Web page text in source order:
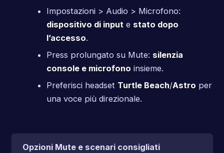
Impostazioni > Audio > Microfono:
dispositivo di input e stato dopo
l’accesso.
Press prolungato su Mute: silenzia
console e microfono insieme.
Preferisci headset Turtle Beach/Astro per
una voce più direzionale.
Opzioni Mute e scenari consigliati